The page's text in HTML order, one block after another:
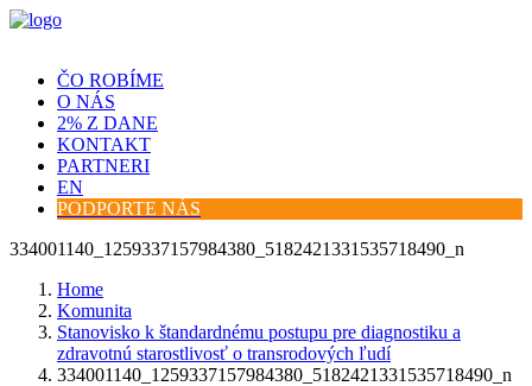
ČO ROBÍME
O NÁS
2% Z DANE
KONTAKT
PARTNERI
EN
PODPORTE NÁS
334001140_1259337157984380_5182421331535718490_n
Home
Komunita
Stanovisko k štandardnému postupu pre diagnostiku a
zdravotnú starostlivosť o transrodových ľudí
334001140_1259337157984380_5182421331535718490_n